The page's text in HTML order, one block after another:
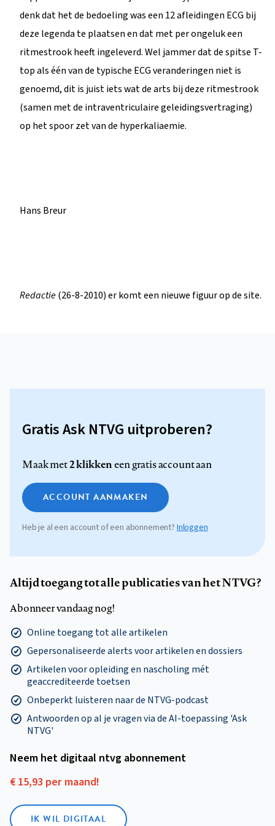
denk dat het de bedoeling was een 12 afleidingen ECG bij
deze legenda te plaatsen en dat met per ongeluk een
ritmestrook heeft ingeleverd. Wel jammer dat de spitse T-
top als één van de typische ECG veranderingen niet is
genoemd, dit is juist iets wat de arts bij deze ritmestrook
(samen met de intraventriculaire geleidingsvertraging)
op het spoor zet van de hyperkaliaemie.
Hans Breur
Redactie(26-8-2010) er komt een nieuwe figuur op de site.
Gratis Ask NTVG uitproberen?
Maak met2 klikkeneen gratis account aan
ACCOUNT AANMAKEN
Heb je al een account of een abonnement? Inloggen
Altijd toegang tot alle publicaties van het NTVG?
Abonneer vandaag nog!
Online toegang tot alle artikelen
Gepersonaliseerde alerts voor artikelen en dossiers
Artikelen voor opleiding en nascholing mét
geaccrediteerde toetsen
Onbeperkt luisteren naar de NTVG-podcast
Antwoorden op al je vragen via de AI-toepassing 'Ask
NTVG'
Neem het digitaal ntvg abonnement
€ 15,93 per maand!
IK WIL DIGITAAL